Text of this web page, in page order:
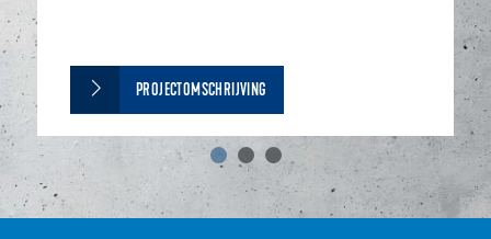
PROJECTOMSCHRIJVING